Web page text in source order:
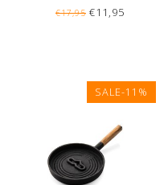
BLUE
€17,95 €11,95
SALE-11%